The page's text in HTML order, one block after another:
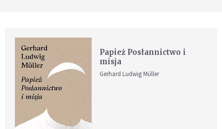
Papież Posłannictwo i
misja
Gerhard Ludwig Müller